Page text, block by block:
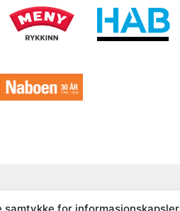
samtykke for informasjonskapsler